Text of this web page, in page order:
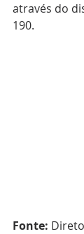
através do
190.
Fonte: